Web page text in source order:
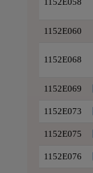
1152E060
1152E068
1152E069
1152E073
1152E075
1152E076